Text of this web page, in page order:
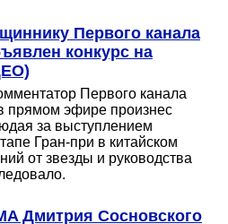
Первого канала
конкурс на
Первого канала
прямом эфире произнес
за выступлением
Гран-при в китайском
от звезды и руководства
Дмитрия Сосновского